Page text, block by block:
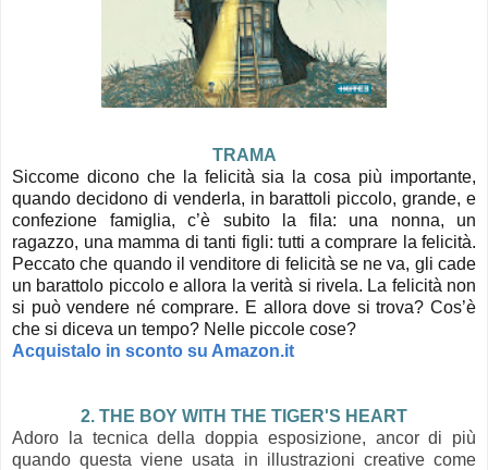
TRAMA
Siccome dicono che la felicità sia la cosa più importante,
quando decidono di venderla, in barattoli piccolo, grande, e
confezione famiglia, c’è subito la fila: una nonna, un
ragazzo, una mamma di tanti figli: tutti a comprare la felicità.
Peccato che quando il venditore di felicità se ne va, gli cade
un barattolo piccolo e allora la verità si rivela. La felicità non
si può vendere né comprare. E allora dove si trova? Cos’è
che si diceva un tempo? Nelle piccole cose?
Acquistalo in sconto su Amazon.it
2. THE BOY WITH THE TIGER'S HEART
Adoro la tecnica della doppia esposizione, ancor di più
quando questa viene usata in illustrazioni creative come